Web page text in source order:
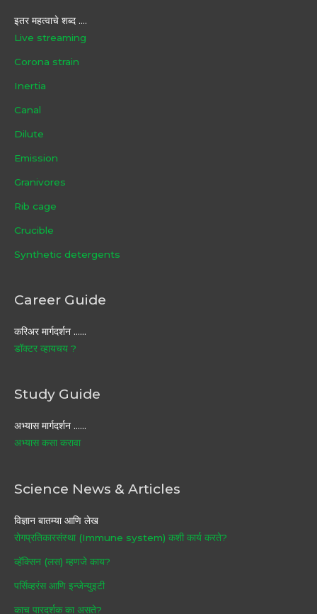
इतर महत्वाचे शब्द ....
Live streaming
Corona strain
Inertia
Canal
Dilute
Emission
Granivores
Rib cage
Crucible
Synthetic detergents
Career Guide
करिअर मार्गदर्शन ……
डॉक्टर व्हायचय ?
Study Guide
अभ्यास मार्गदर्शन ……
अभ्यास कसा करावा
Science News & Articles
विज्ञान बातम्या आणि लेख
रोगप्रतिकारसंस्था (Immune system) कशी कार्य करते?
व्हॅक्सिन (लस) म्हणजे काय?
पर्सिव्हरंस आणि इन्जेन्युइटी
काच पारदर्शक का असते?